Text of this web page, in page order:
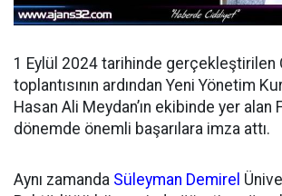
1 Eylül 2024 tarihinde gerçekleştirilen
toplantısının ardından Yeni Yönetim
Hasan Ali Meydan’ın ekibinde yer alan
dönemde önemli başarılara imza attı.
Aynı zamanda Süleyman Demirel